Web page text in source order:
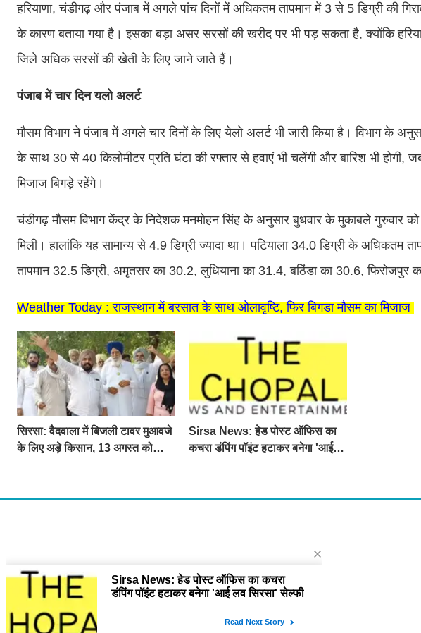
हरियाणा, चंडीगढ़ और पंजाब में अगले पांच दिनों में अधिकतम तापमान में 3 से 5 डिग्री की
के कारण बताया गया है। इसका बड़ा असर सरसों की खरीद पर भी पड़ सकता है, क्योंकि
जिले अधिक सरसों की खेती के लिए जाने जाते हैं।
पंजाब में चार दिन यलो अलर्ट
मौसम विभाग ने पंजाब में अगले चार दिनों के लिए येलो अलर्ट भी जारी किया है। विभाग के
के साथ 30 से 40 किलोमीटर प्रति घंटा की रफ्तार से हवाएं भी चलेंगी और बारिश भी
मिजाज बिगड़े रहेंगे।
चंडीगढ़ मौसम विभाग केंद्र के निदेशक मनमोहन सिंह के अनुसार बुधवार के मुकाबले गुरुवार को
मिली। हालांकि यह सामान्य से 4.9 डिग्री ज्यादा था। पटियाला 34.0 डिग्री के अधिकतम
तापमान 32.5 डिग्री, अमृतसर का 30.2, लुधियाना का 31.4, बठिंडा का 30.6, फिरोजपुर
Weather Today : राजस्थान में बरसात के साथ ओलावृष्टि, फिर बिगडा मौसम का मिजाज
सिरसा: वैदवाला में बिजली टावर मुआवजे
के लिए अड़े किसान, 13 अगस्त को
Sirsa News: हेड पोस्ट ऑफिस का
कचरा डंपिंग पॉइंट हटाकर बनेगा 'आई
दुनियाभर की दिलचस्प खबरें, जनता की राय, बड़े
Contact Us
The Chopal Address : Sirsa, Haryana (